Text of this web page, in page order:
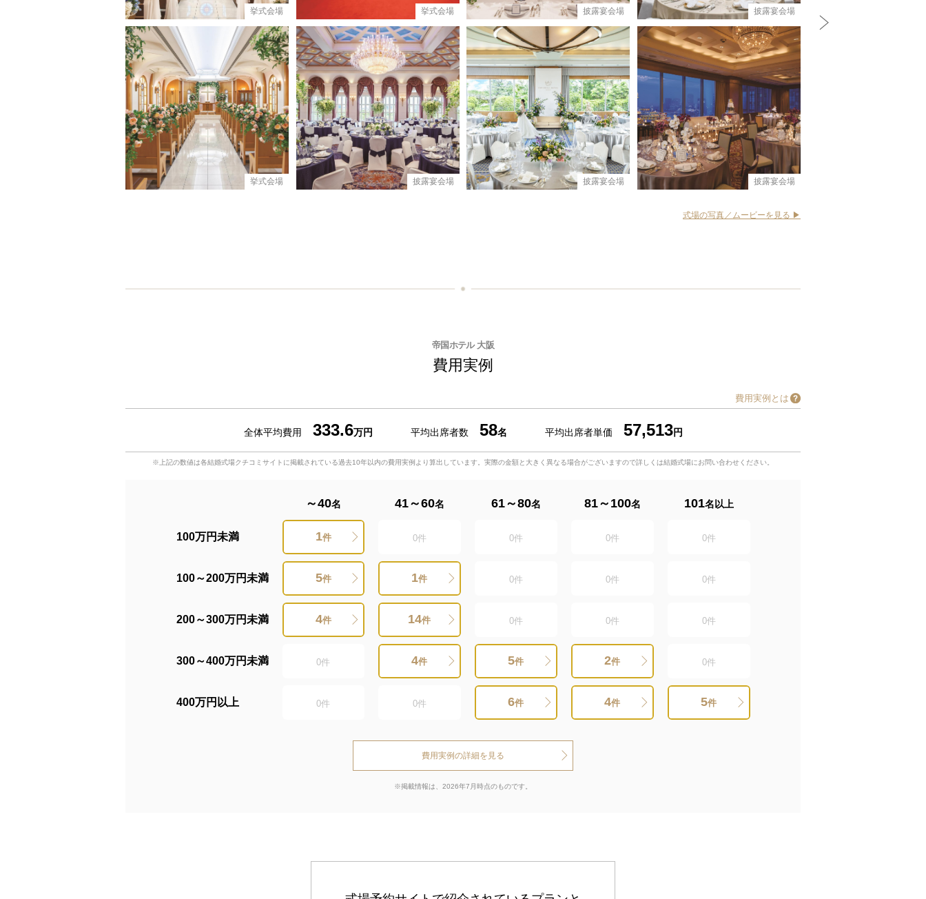
挙式会場
挙式会場
挙式会場
披露宴会場
披露宴会場
披露宴会場
披露宴会場
披露宴会場
式場の写真／ムービーを見る ▶︎
帝国ホテル 大阪
費用実例
費用実例とは
全体平均費用 333.6万円 平均出席者数 58名 平均出席者単価 57,513円
※上記の数値は各結婚式場クチコミサイトに掲載されている過去10年以内の費用実例より算出しています。実際の金額と大きく異なる場合がございますので詳しくは結婚式場にお問い合わせください。
～40名 41～60名 61～80名 81～100名 101名以上
100万円未満 1件 0件 0件 0件 0件
100～200万円未満 5件 1件 0件 0件 0件
200～300万円未満 4件 14件 0件 0件 0件
300～400万円未満 0件 4件 5件 2件 0件
400万円以上 0件 0件 6件 4件 5件
費用実例の詳細を見る
※掲載情報は、2026年7月時点のものです。